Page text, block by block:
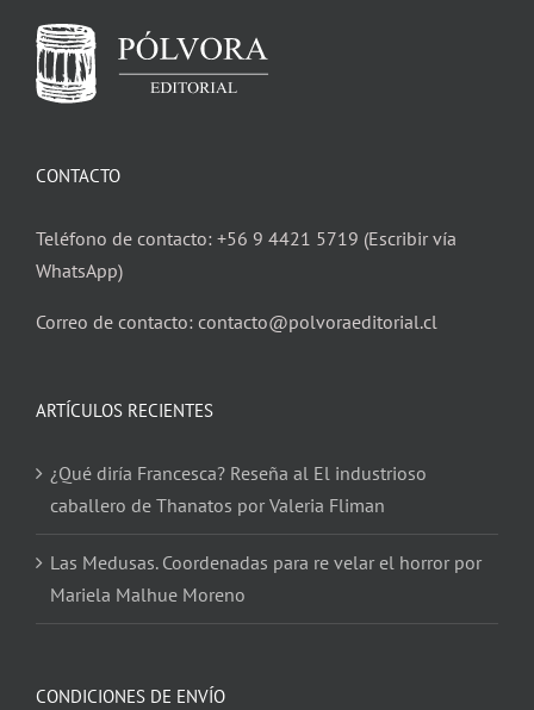
CONTACTO
Teléfono de contacto: +56 9 4421 5719 (Escribir vía
WhatsApp)
Correo de contacto: contacto@polvoraeditorial.cl
ARTÍCULOS RECIENTES
¿Qué diría Francesca? Reseña al El industrioso
caballero de Thanatos por Valeria Fliman
Las Medusas. Coordenadas para re velar el horror por
Mariela Malhue Moreno
CONDICIONES DE ENVÍO